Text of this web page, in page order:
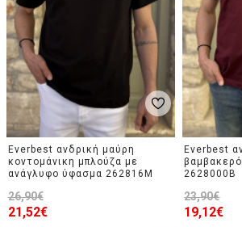
Everbest ανδρική μαύρη
κοντομάνικη μπλούζα με
ανάγλυφο ύφασμα 262816M
21,52€
26,90€
Everbest
2628000B
19,12€
23,90€